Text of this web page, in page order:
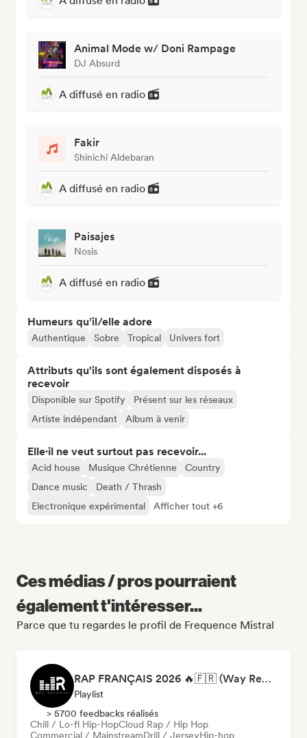
Animal Mode w/ Doni Rampage
DJ Absurd
A diffusé en radio
Fakir
Shinichi Aldebaran
A diffusé en radio
Paisajes
Nosis
A diffusé en radio
Humeurs qu’il/elle adore
Authentique Sobre Tropical Univers fort
Attributs qu'ils sont également disposés à
recevoir
Disponible sur Spotify
Présent sur les réseaux
Artiste indépendant
Album à venir
Elle·il ne veut surtout pas recevoir...
Acid house Musique Chrétienne
Country
Dance music
Death / Thrash
Electronique expérimental
Afficher tout +6
Ces médias / pros pourraient
également t'intéresser...
Parce que tu regardes le profil de Frequence Mistral
RAP FRANÇAIS 2026 🔥🇫🇷 (Way Records)
Playlist
> 5700 feedbacks réalisés
Chill / Lo-fi Hip-HopCloud Rap / Hip Hop
Commercial / MainstreamDrill / JerseyHip-hop